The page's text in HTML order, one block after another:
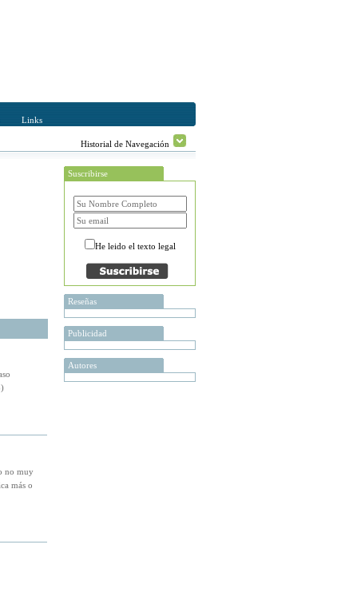
Links
Historial de Navegación
)
no muy
más o
Suscribirse
He leido el texto legal
Reseñas
Publicidad
Autores